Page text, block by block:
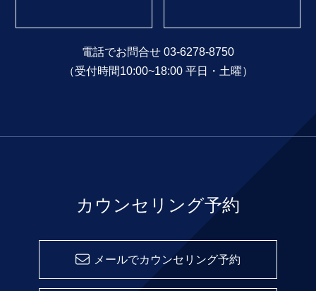
電話でお問合せ 03-6278-8750
（受付時間10:00~18:00 平日・土曜）
カウンセリング予約
メールでカウンセリング予約